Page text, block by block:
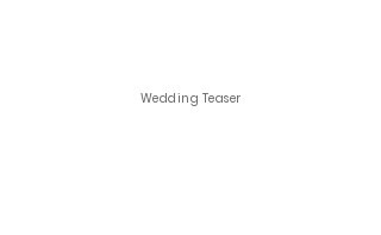
Wedding Teaser